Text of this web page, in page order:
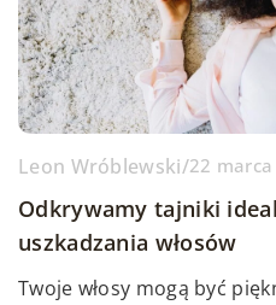
Leon Wróblewski/22
Odkrywamy tajniki
uszkadzania włosów
Twoje włosy mogą być